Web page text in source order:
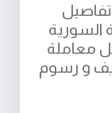
السورية
معاملة
و رسوم